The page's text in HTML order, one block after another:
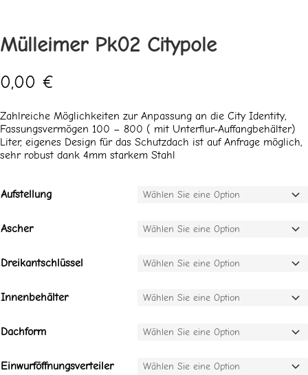
Mülleimer Pk02 Citypole
0,00 €
Zahlreiche Möglichkeiten zur Anpassung an die City Identity,
Fassungsvermögen 100 – 800 ( mit Unterflur-Auffangbehälter)
Liter, eigenes Design für das Schutzdach ist auf Anfrage möglich,
sehr robust dank 4mm starkem Stahl
Aufstellung
Ascher
Dreikantschlüssel
Innenbehälter
Dachform
Einwurföffnungsverteiler